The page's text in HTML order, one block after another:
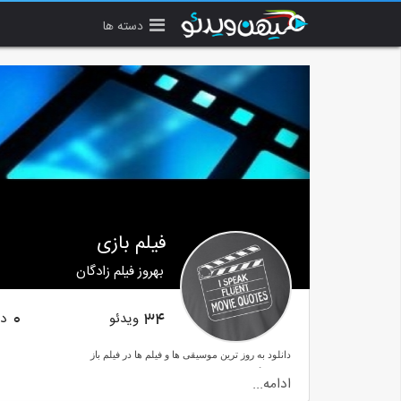
دسته ها
فیلم بازی
بهروز فیلم زادگان
34 ویدئو 0
دانلود به روز ترین موسیقی ها و فیلم ها در فیلم باز
ادامه...